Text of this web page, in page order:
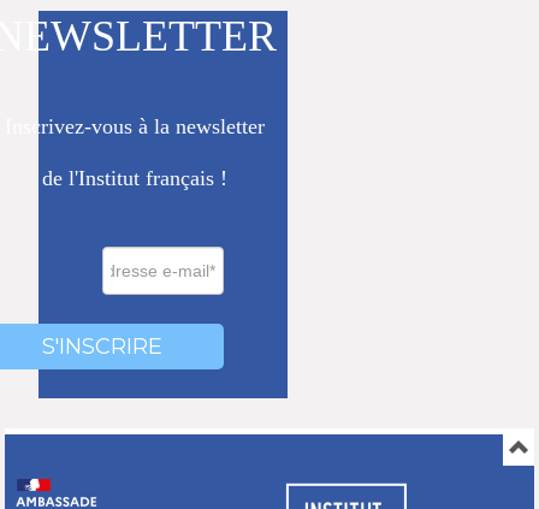
Inscrivez-vous à la newsletter
de l'Institut français !
S'INSCRIRE